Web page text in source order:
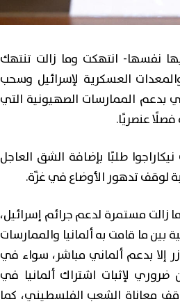
نفسها- انتهكت وما زالت تنتهك
العسكرية لإسرائيل وسحب
بدعم الممارسات الصهيونية التي
عنصريًا.
طلبًا بإضافة الشق العاجل
لوقف تدهور الأوضاع في غزّة.
زالت مستمرة لدعم جرائم إسرائيل،
ما قامت به ألمانيا والممارسات
إلا بدعم ألماني مباشر، سواء في
لإثبات اشتراك ألمانيا في
لوقف معاناة الشعب الفلسطيني، كما